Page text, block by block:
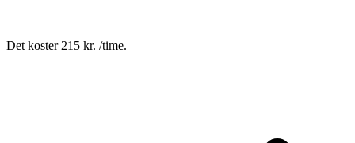
Det koster 215 kr. /time.